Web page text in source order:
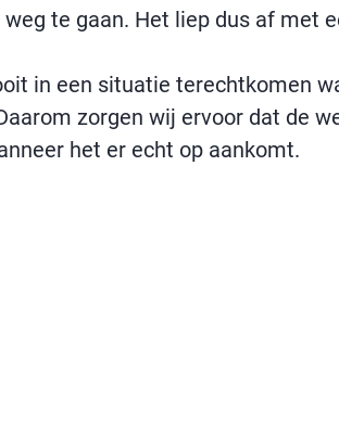
weg te gaan. Het liep dus af met
in een situatie terechtkomen
zorgen wij ervoor dat de
het er echt op aankomt.